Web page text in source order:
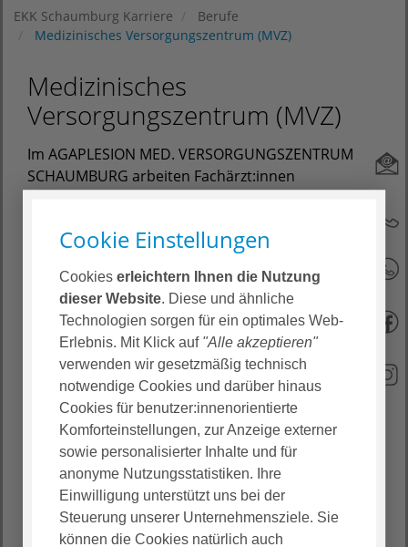
EKK Schaumburg Karriere
Berufe
Medizinisches Versorgungszentrum (MVZ)
Medizinisches
Versorgungszentrum (MVZ)
Im AGAPLESION MED. VERSORGUNGSZENTRUM
SCHAUMBURG arbeiten Fachärzt:innen
von der Vorsorge bis hin zur Behandlung und
Leistungsangebot auf hohem Niveau bieten zu
können.
Ein Medizinisches Versorgungszentrum, kurz MVZ
genannt, ist - ähnlich einer ärztlichen
Gemeinschaftspraxis - eine Einrichtung zur
ambulanten Krankenversorgung, in der gesetzlich
und privat versicherte Patient:innen behandelt
werden. Wir verstehen uns als freundliches und
kompetentes Medizinisches Versorgungszentrum
in der Region Schaumburg mit dem Anspruch,
christliche Nächstenliebe zu praktizieren. Dafür
nehmen wir uns gegenseitig in die Verantwortung.
Cookie Einstellungen
Cookieserleichtern Ihnen die Nutzung
dieser Website . Diese und ähnliche
Technologien sorgen für ein optimales Web-
Erlebnis. Mit Klick auf "Alle akzeptieren"
verwenden wir gesetzmäßig technisch
notwendige Cookies und darüber hinaus
Cookies für benutzer:innenorientierte
Komforteinstellungen, zur Anzeige externer
sowie personalisierter Inhalte und für
anonyme Nutzungsstatistiken. Ihre
Einwilligung unterstützt uns bei der
Steuerung unserer Unternehmensziele. Sie
können die Cookies natürlich auch